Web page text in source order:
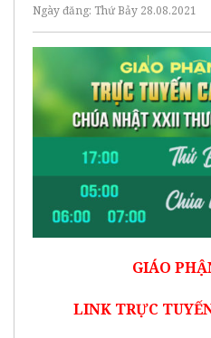
Ngày đăng: Thứ Bảy 28.08.2021
GIÁO
LINK TRỰC